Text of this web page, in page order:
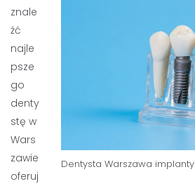
Dentysta Warszawa implanty
znale
źć
najle
psze
go
denty
stę w
Wars
zawie
oferuj